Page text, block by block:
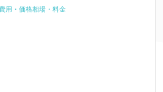
用・価格相場・料金